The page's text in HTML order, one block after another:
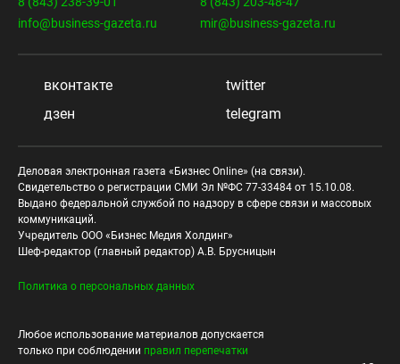
info@business-gazeta.ru
mir@business-gazeta.ru
вконтакте
twitter
дзен
telegram
Деловая электронная газета «Бизнес Online» (на связи).
Свидетельство о регистрации СМИ Эл №ФС 77-33484 от 15.10.08.
Выдано федеральной службой по надзору в сфере связи и массовых
коммуникаций.
Учредитель ООО «Бизнес Медия Холдинг»
Шеф-редактор (главный редактор) А.В. Брусницын
Политика о персональных данных
Любое использование материалов допускается
только при соблюдении правил перепечатки